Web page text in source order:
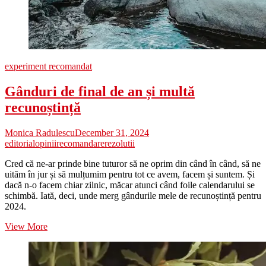
experiment recomandat
Gânduri de final de an și multă
recunoștință
Monica RadulescuDecember 31, 2024
editorialopiniirecomandarerezolutii
Cred că ne-ar prinde bine tuturor să ne oprim din când în când, să ne
uităm în jur și să mulțumim pentru tot ce avem, facem și suntem. Și
dacă n-o facem chiar zilnic, măcar atunci când foile calendarului se
schimbă. Iată, deci, unde merg gândurile mele de recunoștință pentru
2024.
View MoreGânduri
final
de